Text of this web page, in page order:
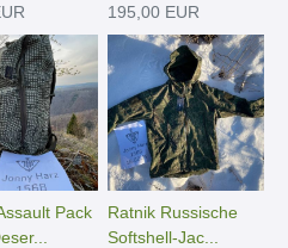
195,00 EUR
Pack
Ratnik Russische
Softshell-Jac...